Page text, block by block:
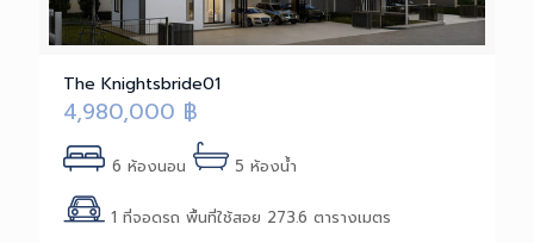
The Knightsbride01
4,980,000 ฿
6 ห้องนอน 5 ห้องน้ำ
1 ที่จอดรถ พื้นที่ใช้สอย 273.6 ตารางเมตร